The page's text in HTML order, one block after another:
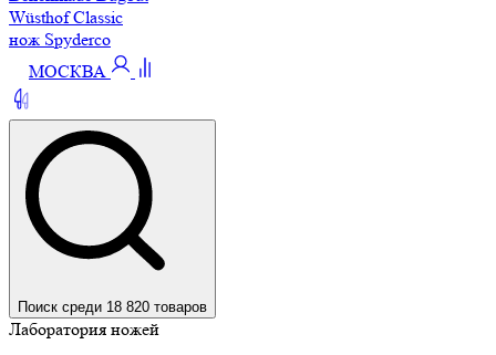
Wüsthof Classic
нож Spyderco
МОСКВА
Поиск среди 18 820 товаров
Лаборатория ножей